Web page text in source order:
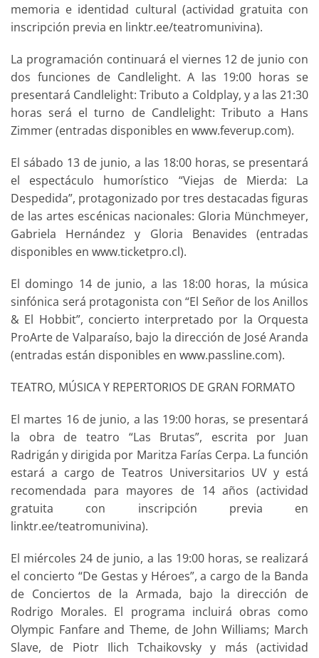
memoria e identidad cultural (actividad gratuita con
inscripción previa en linktr.ee/teatromunivina).
La programación continuará el viernes 12 de junio con
dos funciones de Candlelight. A las 19:00 horas se
presentará Candlelight: Tributo a Coldplay, y a las 21:30
horas será el turno de Candlelight: Tributo a Hans
Zimmer (entradas disponibles en www.feverup.com).
El sábado 13 de junio, a las 18:00 horas, se presentará
el espectáculo humorístico “Viejas de Mierda: La
Despedida”, protagonizado por tres destacadas figuras
de las artes escénicas nacionales: Gloria Münchmeyer,
Gabriela Hernández y Gloria Benavides (entradas
disponibles en www.ticketpro.cl).
El domingo 14 de junio, a las 18:00 horas, la música
sinfónica será protagonista con “El Señor de los Anillos
& El Hobbit”, concierto interpretado por la Orquesta
ProArte de Valparaíso, bajo la dirección de José Aranda
(entradas están disponibles en www.passline.com).
TEATRO, MÚSICA Y REPERTORIOS DE GRAN FORMATO
El martes 16 de junio, a las 19:00 horas, se presentará
la obra de teatro “Las Brutas”, escrita por Juan
Radrigán y dirigida por Maritza Farías Cerpa. La función
estará a cargo de Teatros Universitarios UV y está
recomendada para mayores de 14 años (actividad
gratuita con inscripción previa en
linktr.ee/teatromunivina).
El miércoles 24 de junio, a las 19:00 horas, se realizará
el concierto “De Gestas y Héroes”, a cargo de la Banda
de Conciertos de la Armada, bajo la dirección de
Rodrigo Morales. El programa incluirá obras como
Olympic Fanfare and Theme, de John Williams; March
Slave, de Piotr Ilich Tchaikovsky y más (actividad